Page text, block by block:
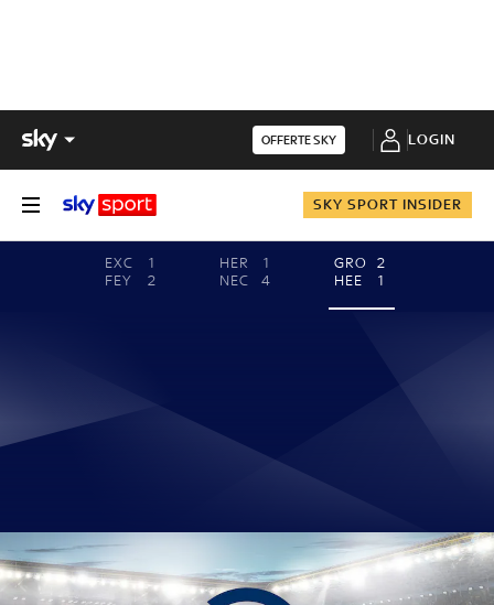
OFFERTE SKY LOGIN
SKY SPORT INSIDER
EXC
1
FEY
2
HER
1
NEC
4
GRO
2
HEE
1